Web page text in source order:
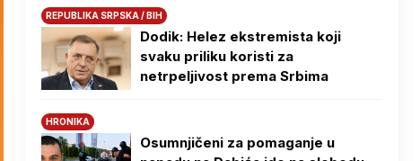
REPUBLIKA SRPSKA / BIH
Dodik: Helez ekstremista koji
svaku priliku koristi za
netrpeljivost prema Srbima
HRONIKA
Osumnjičeni za pomaganje u